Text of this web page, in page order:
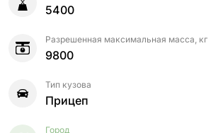
5400
Разрешенная максимальная масса, кг
9800
Тип кузова
Прицеп
Город